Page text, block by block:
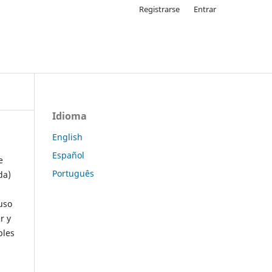
Registrarse Entrar
y
Idioma
English
Español
Português